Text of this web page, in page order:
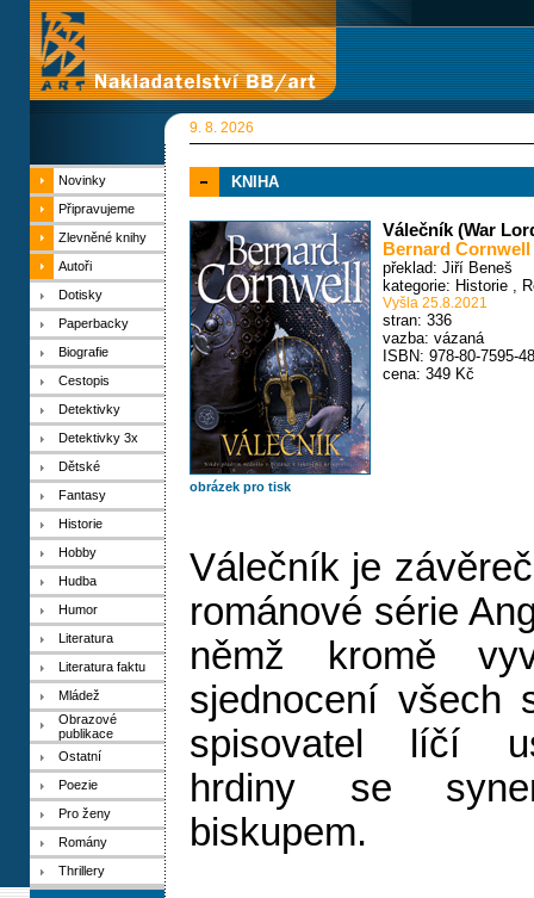
9. 8. 2026
Novinky
Připravujeme
Zlevněné knihy
Autoři
Dotisky
Paperbacky
Biografie
Cestopis
Detektivky
Detektivky 3x
Dětské
Fantasy
Historie
Hobby
Hudba
Humor
Literatura
Literatura faktu
Mládež
Obrazové
publikace
Ostatní
Poezie
Pro ženy
Romány
Thrillery
KNIHA
obrázek pro tisk
Válečník (War
Bernard Cornwell
překlad: Jiří Beneš
kategorie: Historie ,
Vyšla 25.8.2021
stran: 336
vazba: vázaná
ISBN: 978-80-7595-
cena: 349 Kč
Válečník je
románové série
němž kromě
sjednocení všech
spisovatel líčí
hrdiny se
biskupem.